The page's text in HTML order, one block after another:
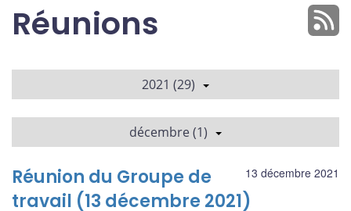
Réunions
2021 (29)
décembre (1)
13 décembre 2021
Réunion du Groupe de
travail (13 décembre 2021)